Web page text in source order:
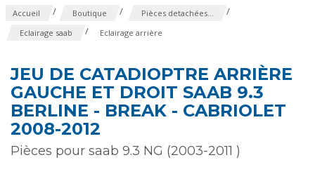
Accueil / Boutique / Pièces detachées... /
Eclairage saab / Eclairage arrière
JEU DE CATADIOPTRE ARRIÈRE
GAUCHE ET DROIT SAAB 9.3
BERLINE - BREAK - CABRIOLET
2008-2012
Pièces pour saab 9.3 NG (2003-2011 )